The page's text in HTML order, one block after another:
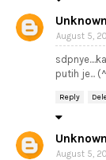
Unknown
August 5,
putih je...
Reply
Unknown
August 5,